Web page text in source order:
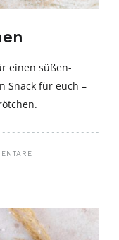
einen süßen-
Snack für euch –